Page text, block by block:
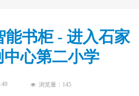
能书柜 - 进入石家
中心第二小学
넶 浏览量： 145